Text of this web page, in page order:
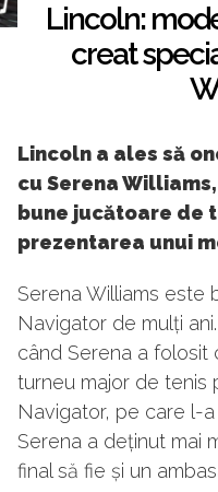
Lincoln:
creat
Lincoln a ales să
cu Serena
bune jucătoare de
prezentarea unui
Serena Williams este
Navigator de mulți
când Serena a folosit
turneu major de tenis
Navigator, pe care l-a
Serena a deținut mai
final să fie și un